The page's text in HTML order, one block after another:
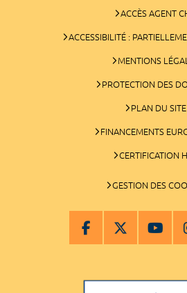
ACCÈS AGENT
ACCESSIBILITÉ :
MENTIONS
PROTECTION DES
PLAN DU SITE
FINANCEMENTS
CERTIFICATION
GESTION DES